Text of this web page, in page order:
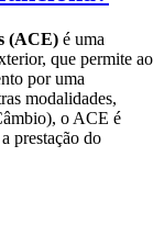
(ACE) é uma
que permite ao
por uma
modalidades,
o ACE é
prestação do